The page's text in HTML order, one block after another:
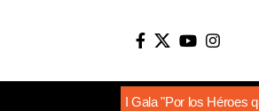
I Gala "Por los Héroes